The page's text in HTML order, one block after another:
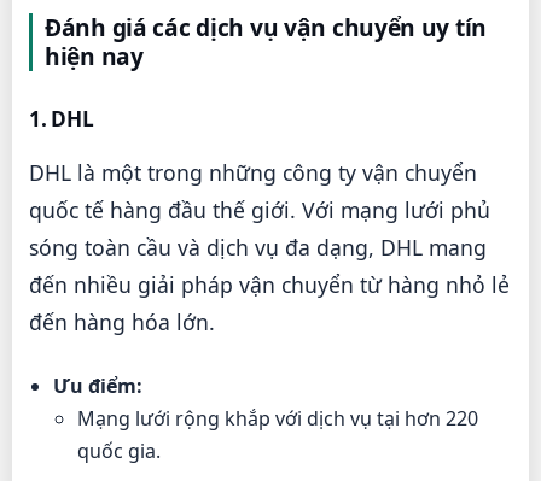
Đánh giá các dịch vụ vận chuyển uy tín
hiện nay
1. DHL
DHL là một trong những công ty vận chuyển
quốc tế hàng đầu thế giới. Với mạng lưới phủ
sóng toàn cầu và dịch vụ đa dạng, DHL mang
đến nhiều giải pháp vận chuyển từ hàng nhỏ lẻ
đến hàng hóa lớn.
Ưu điểm:
Mạng lưới rộng khắp với dịch vụ tại hơn 220
quốc gia.